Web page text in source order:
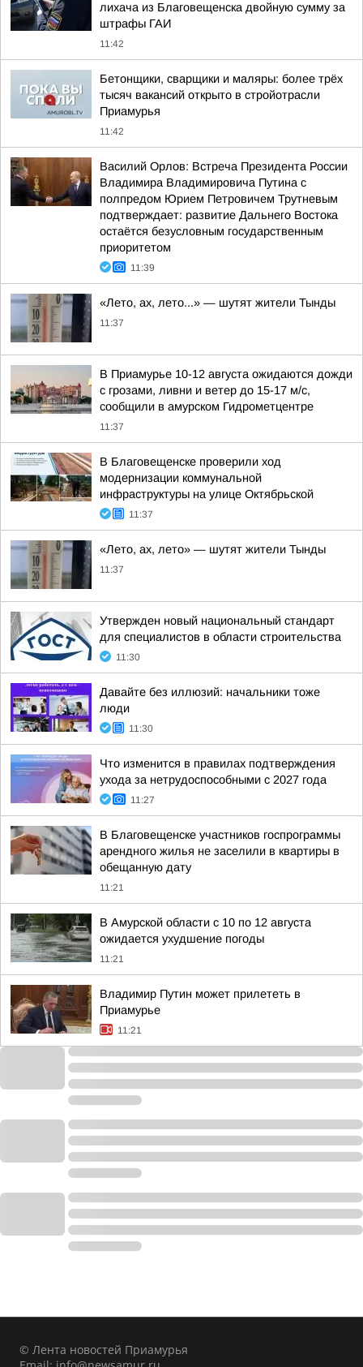
лихача из Благовещенска двойную сумму за
штрафы ГАИ
11:42
Бетонщики, сварщики и маляры: более трёх
тысяч вакансий открыто в стройотрасли
Приамурья
11:42
Василий Орлов: Встреча Президента России
Владимира Владимировича Путина с
полпредом Юрием Петровичем Трутневым
подтверждает: развитие Дальнего Востока
остаётся безусловным государственным
приоритетом
11:39
«Лето, ах, лето...» — шутят жители Тынды
11:37
В Приамурье 10-12 августа ожидаются дожди
с грозами, ливни и ветер до 15-17 м/с,
сообщили в амурском Гидрометцентре
11:37
В Благовещенске проверили ход
модернизации коммунальной
инфраструктуры на улице Октябрьской
11:37
«Лето, ах, лето» — шутят жители Тынды
11:37
Утвержден новый национальный стандарт
для специалистов в области строительства
11:30
Давайте без иллюзий: начальники тоже
люди
11:30
Что изменится в правилах подтверждения
ухода за нетрудоспособными с 2027 года
11:27
В Благовещенске участников госпрограммы
арендного жилья не заселили в квартиры в
обещанную дату
11:21
В Амурской области с 10 по 12 августа
ожидается ухудшение погоды
11:21
Владимир Путин может прилететь в
Приамурье
11:21
© Лента новостей Приамурья